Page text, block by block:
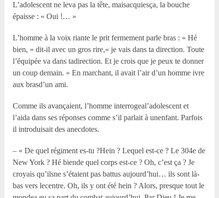
L’adolescent ne leva pas la tête, maisacquiesça, la bouche
épaisse : « Oui !… »
L’homme à la voix riante le prit fermement parle bras : « Hé
bien, » dit-il avec un gros rire,« je vais dans ta direction. Toute
l’équipée va dans tadirection. Et je crois que je peux te donner
un coup demain. » En marchant, il avait l’air d’un homme ivre
aux brasd’un ami.
Comme ils avançaient, l’homme interrogeal’adolescent et
l’aida dans ses réponses comme s’il parlait à unenfant. Parfois
il introduisait des anecdotes.
– « De quel régiment es-tu ?Hein ? Lequel est-ce ? Le 304e de
New York ? Hé biende quel corps est-ce ? Oh, c’est ça ? Je
croyais qu’ilsne s’étaient pas battus aujourd’hui… ils sont là-
bas vers lecentre. Oh, ils y ont été hein ? Alors, presque tout le